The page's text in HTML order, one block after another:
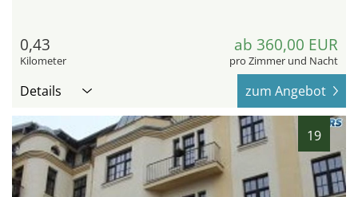
0,43
Kilometer
ab 360,00 EUR
pro Zimmer und Nacht
Details zum Angebot
19